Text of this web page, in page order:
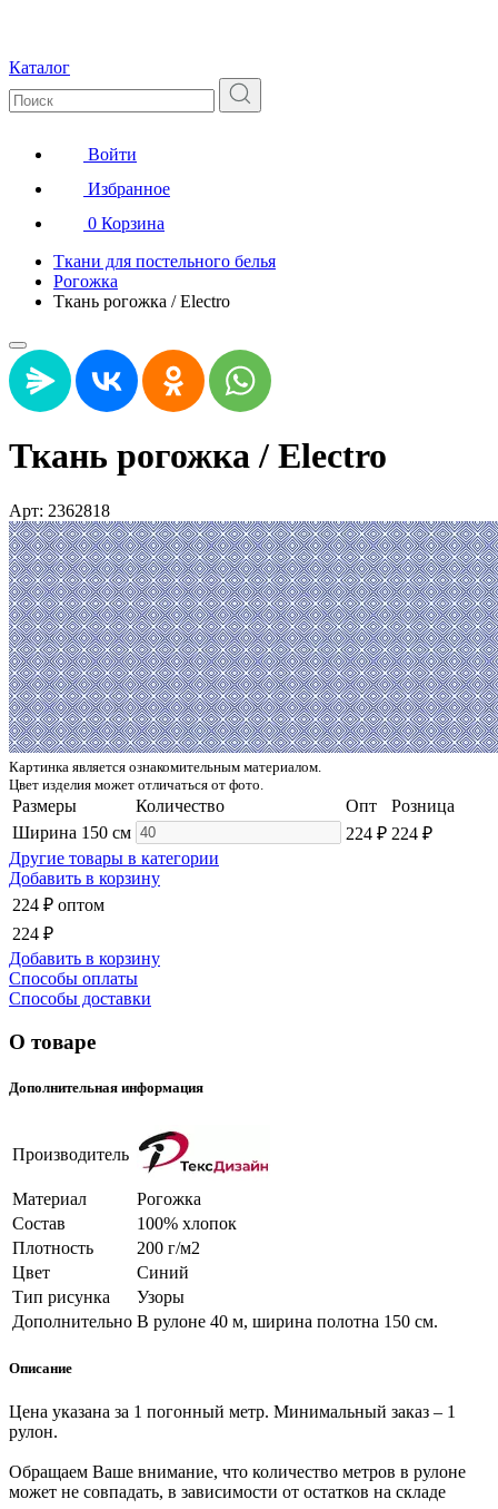
Каталог
Войти
Избранное
0 Корзина
Ткани для постельного белья
Рогожка
Ткань рогожка / Electro
Ткань рогожка / Electro
Арт: 2362818
Картинка является ознакомительным материалом.
Цвет изделия может отличаться от фото.
Размеры Количество Опт
Розница
Ширина 150 см
224 ₽ 224 ₽
Другие товары в категории
Добавить в корзину
224 ₽ оптом
224 ₽
Добавить в корзину
Способы оплаты
Способы доставки
О товаре
Дополнительная информация
Производитель
Материал
Рогожка
Состав
100% хлопок
Плотность
200 г/м2
Цвет
Синий
Тип рисунка
Узоры
Дополнительно В рулоне 40 м, ширина полотна 150 см.
Описание
Цена указана за 1 погонный метр. Минимальный заказ – 1
рулон.
Обращаем Ваше внимание, что количество метров в рулоне
может не совпадать, в зависимости от остатков на складе